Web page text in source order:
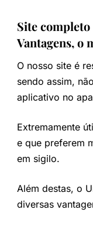
Site completo
Vantagens, o
O nosso site é
sendo assim,
aplicativo no
Extremamente
e que preferem
em sigilo.
Além destas, o
diversas